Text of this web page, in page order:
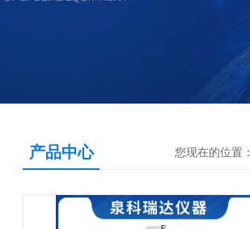
产品中心 您现在的位置：